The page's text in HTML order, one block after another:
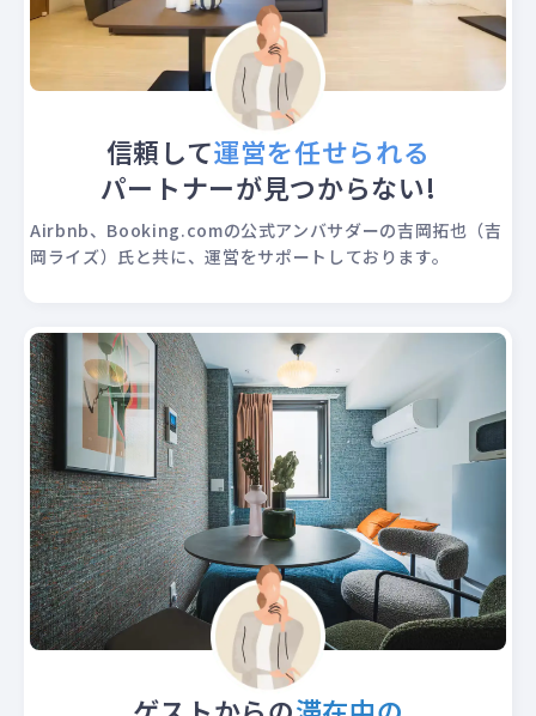
信頼して運営を任せられる
パートナーが見つからない!
Airbnb、Booking.comの公式アンバサダーの吉岡拓也（吉
岡ライズ）氏と共に、運営をサポートしております。